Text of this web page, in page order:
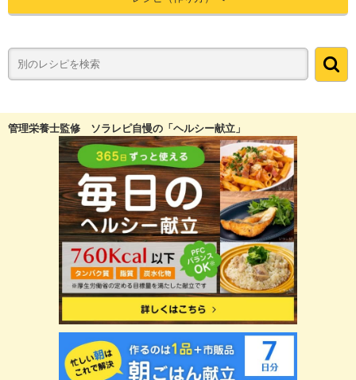
管理栄養士監修 ソラレピ自慢の「ヘルシー献立」